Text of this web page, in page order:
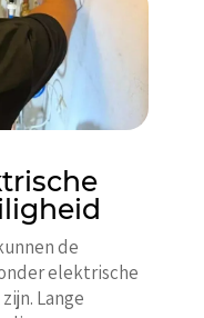
de
elektrische
Lange